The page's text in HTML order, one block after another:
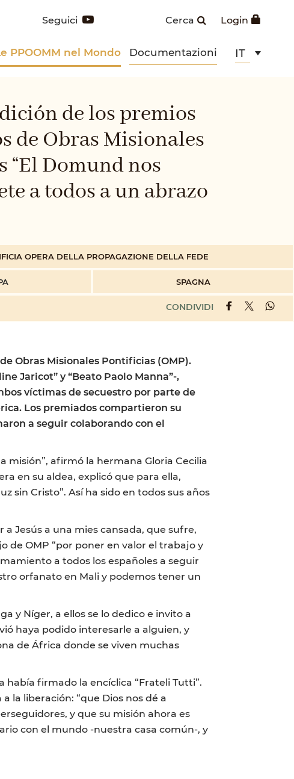
Login
Cerca
Seguici
PPOOMM nel Mondo Documentazioni IT
de los premios
de Obras Misionales
“El Domund nos
a todos a un abrazo
OPERA DELLA PROPAGAZIONE DELLA FEDE
SPAGNA
CONDIVIDI
Obras Misionales Pontificias (OMP).
Jaricot” y “Beato Paolo Manna”-,
víctimas de secuestro por parte de
Los premiados compartieron su
a seguir colaborando con el
misión”, afirmó la hermana Gloria Cecilia
en su aldea, explicó que para ella,
sin Cristo”. Así ha sido en todos sus años
Jesús a una mies cansada, que sufre,
de OMP “por poner en valor el trabajo y
a todos los españoles a seguir
orfanato en Mali y podemos tener un
y Níger, a ellos se lo dedico e invito a
haya podido interesarle a alguien, y
de África donde se viven muchas
firmado la encíclica “Frateli Tutti”.
la liberación: “que Dios nos dé a
y que su misión ahora es
con el mundo -nuestra casa común-, y